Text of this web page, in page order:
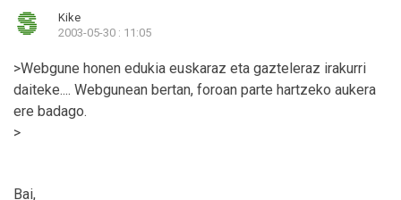
Kike
2003-05-30 : 11:05
>Webgune honen edukia euskaraz eta gazteleraz irakurri
daiteke.... Webgunean bertan, foroan parte hartzeko aukera
ere badago.
>
Bai,